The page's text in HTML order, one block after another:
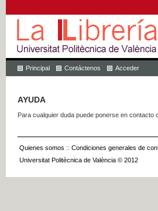
Principal Contáctenos Acceder
AYUDA
Para cualquier duda puede ponerse en
Quienes somos :: Condiciones generales de
Universitat Politècnica de València © 2012